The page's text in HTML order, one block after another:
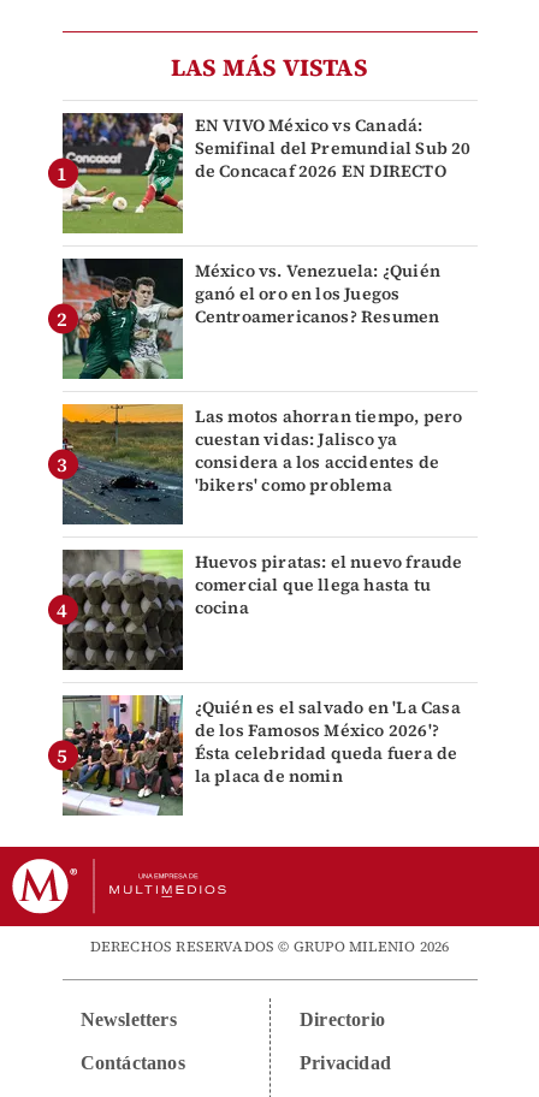
LAS MÁS VISTAS
EN VIVO México vs Canadá:
Semifinal del Premundial Sub 20
de Concacaf 2026 EN DIRECTO
México vs. Venezuela: ¿Quién
ganó el oro en los Juegos
Centroamericanos? Resumen
Las motos ahorran tiempo, pero
cuestan vidas: Jalisco ya
considera a los accidentes de
'bikers' como problema
Huevos piratas: el nuevo fraude
comercial que llega hasta tu
cocina
¿Quién es el salvado en 'La Casa
de los Famosos México 2026'?
Ésta celebridad queda fuera de
la placa de nomin
DERECHOS RESERVADOS © GRUPO MILENIO 2026
Newsletters
Contáctanos
Directorio
Privacidad